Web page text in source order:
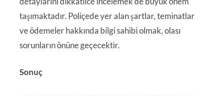
taşımaktadır. Poliçede yer alan şartlar, teminatlar
ve ödemeler hakkında bilgi sahibi olmak, olası
sorunların önüne geçecektir.
Sonuç